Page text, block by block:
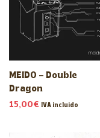
MEIDO – Double
Dragon
15,00€ IVA incluido